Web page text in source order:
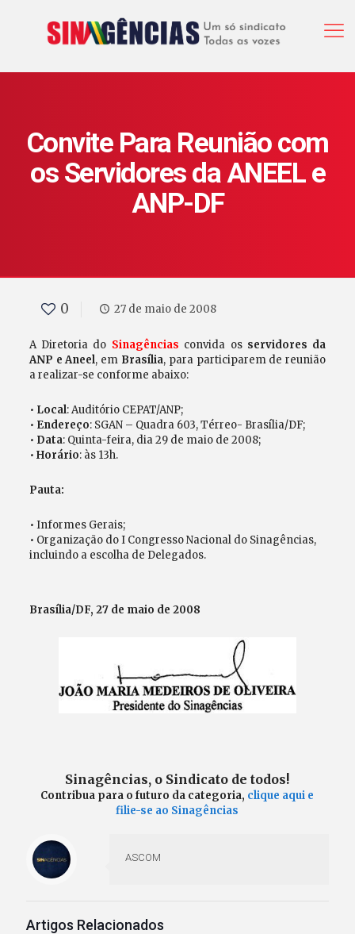
Convite Para Reunião com
os Servidores da ANEEL e
ANP-DF
0 27 de maio de 2008
A Diretoria do Sinagências convida os servidores da
ANP e Aneel, em Brasília, para participarem de reunião
a realizar-se conforme abaixo:
• Local: Auditório CEPAT/ANP;
• Endereço: SGAN – Quadra 603, Térreo- Brasília/DF;
• Data: Quinta-feira, dia 29 de maio de 2008;
• Horário: às 13h.
Pauta:
• Informes Gerais;
• Organização do I Congresso Nacional do Sinagências,
incluindo a escolha de Delegados.
Brasília/DF, 27 de maio de 2008
Sinagências, o Sindicato de todos!
Contribua para o futuro da categoria, clique aqui e
filie-se ao Sinagências
ASCOM
Artigos Relacionados